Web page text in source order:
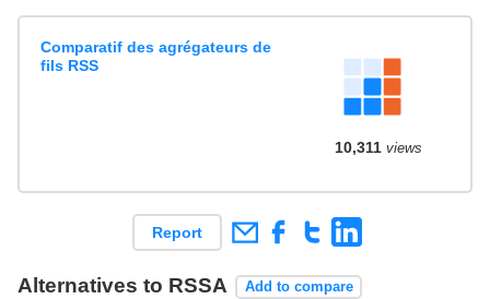
Comparatif des agrégateurs de
fils RSS
10,311 views
Report
Alternatives to RSSA Add to compare